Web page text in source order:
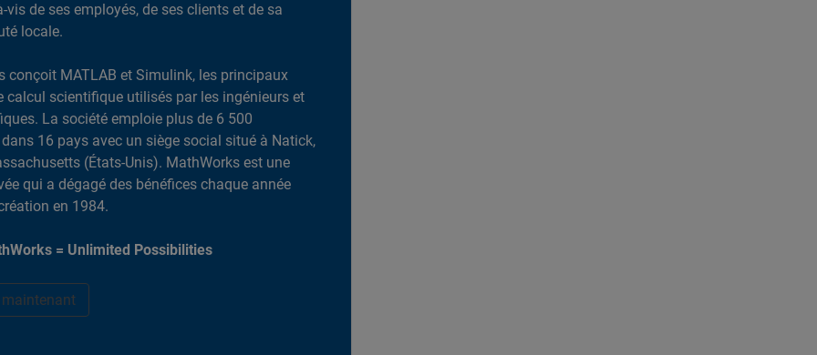
vis de ses employés, de ses clients et de sa
locale.
conçoit MATLAB et Simulink, les principaux
calcul scientifique utilisés par les ingénieurs et
La société emploie plus de 6 500
16 pays avec un siège social situé à Natick,
(États-Unis). MathWorks est une
qui a dégagé des bénéfices chaque année
en 1984.
= Unlimited Possibilities